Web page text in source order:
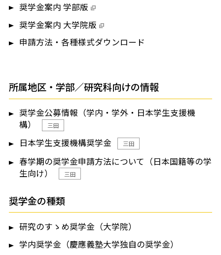
奨学金案内 学部版
奨学金案内 大学院版
申請方法・各種様式ダウンロード
所属地区・学部／研究科向けの情報
奨学金公募情報（学内・学外・日本学生支援機
構）
三田
日本学生支援機構奨学金 三田
春学期の奨学金申請方法について（日本国籍等の学
生向け）
三田
奨学金の種類
研究のすゝめ奨学金（大学院）
学内奨学金（慶應義塾大学独自の奨学金）